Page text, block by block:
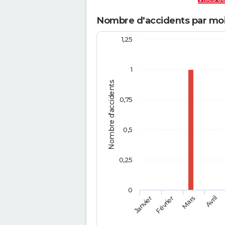
Nombre d'accidents par
Nombre d'accidents
JanvierFévrier Mars Avril
0
1
0,25
0,5
0,75
1,25